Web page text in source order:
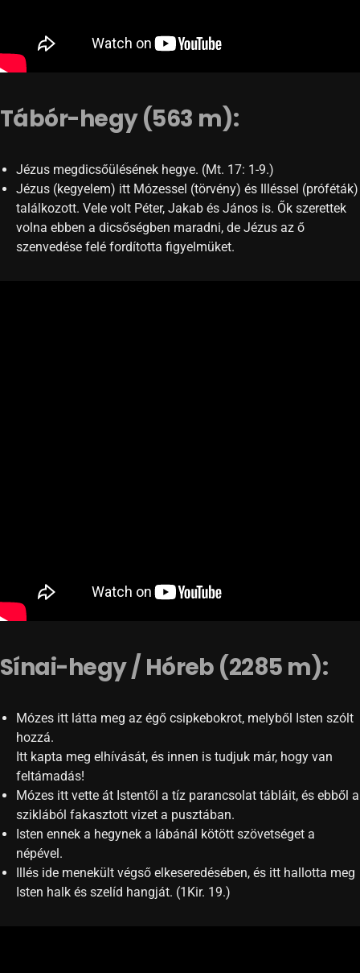
Tábór-hegy (563 m):
Jézus megdicsőülésének hegye. (Mt. 17: 1-9.)
Jézus (kegyelem) itt Mózessel (törvény) és Illéssel (próféták)
találkozott. Vele volt Péter, Jakab és János is. Ők szerettek
volna ebben a dicsőségben maradni, de Jézus az ő
szenvedése felé fordította figyelmüket.
Sínai-hegy / Hóreb (2285 m):
Mózes itt látta meg az égő csipkebokrot, melyből Isten szólt
hozzá.
Itt kapta meg elhívását, és innen is tudjuk már, hogy van
feltámadás!
Mózes itt vette át Istentől a tíz parancsolat tábláit, és ebből a
sziklából fakasztott vizet a pusztában.
Isten ennek a hegynek a lábánál kötött szövetséget a
népével.
Illés ide menekült végső elkeseredésében, és itt hallotta meg
Isten halk és szelíd hangját. (1Kir. 19.)